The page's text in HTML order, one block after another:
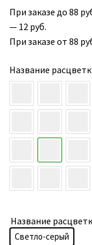
При заказе до 88
— 12 руб.
При заказе от 88
Название
Название
Светло-серый